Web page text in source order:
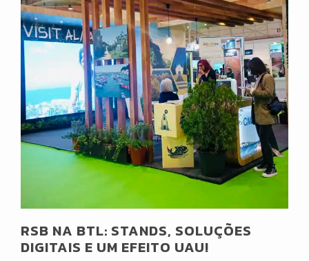
RSB NA BTL: STANDS, SOLUÇÕES
DIGITAIS E UM EFEITO UAU!